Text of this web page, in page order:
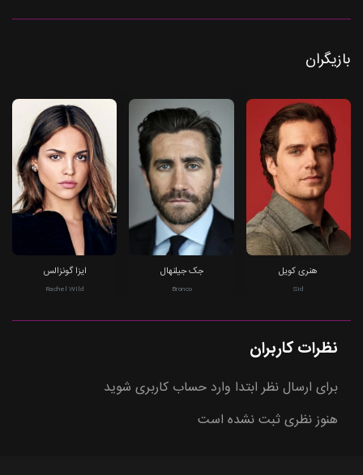
بازیگران
هنری کویل
Sid
جک جیلنهال
Bronco
ایزا گونزالس
Rachel WIld
نظرات کاربران
برای ارسال نظر ابتدا وارد حساب کاربری شوید
هنوز نظری ثبت نشده است